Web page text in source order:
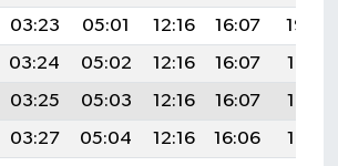
03:23 05:01 12:16 16:07
19:22
03:24 05:02 12:16 16:07
19:21
03:25 05:03 12:16 16:07
19:19
03:27 05:04 12:16 16:06
19:18